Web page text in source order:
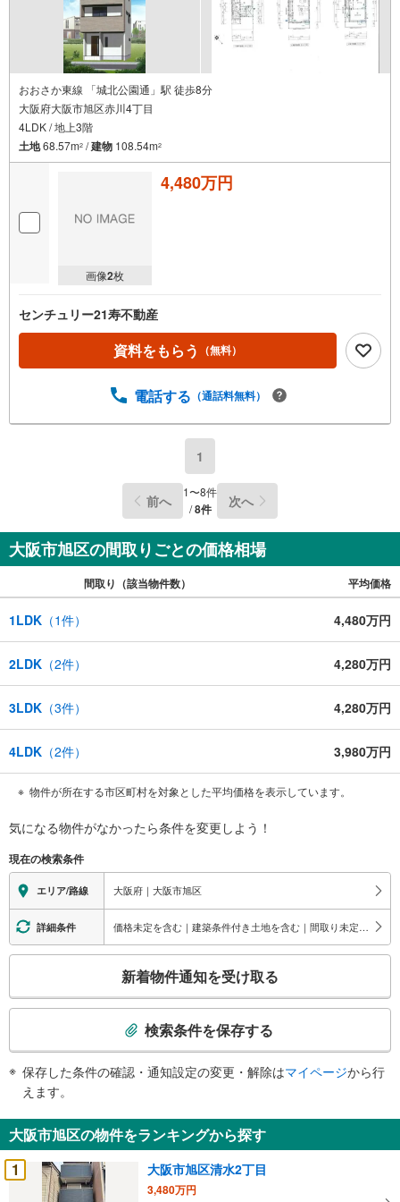
おおさか東線 「城北公園通」駅 徒歩8分
大阪府大阪市旭区赤川4丁目
4LDK / 地上3階
土地68.57m2 /建物 108.54m2
画像2枚
4,480万円
センチュリー21寿不動産
資料をもらう （無料）
電話する （通話料無料）
1
前へ 1〜8件
/8件 次へ
大阪市旭区の間取りごとの価格相場
間取り（該当物件数） 平均価格
1LDK （1件） 4,480万円
2LDK （2件） 4,280万円
3LDK （3件） 4,280万円
4LDK （2件） 3,980万円
物件が所在する市区町村を対象とした平均価格を表示しています。
気になる物件がなかったら条件を変更しよう！
現在の検索条件
エリア/路線 大阪府｜大阪市旭区
詳細条件 価格未定を含む｜建築条件付き土地を含む｜間取り未定を含む
検
知
を
受
け
新着物件通知を受け取る
検索条件を保存する
保存した条件の確認・通知設定の変更・解除はマイページから行
えます。
大阪市旭区の物件をランキングから探す
1
大阪市旭区清水2丁目
3,480万円